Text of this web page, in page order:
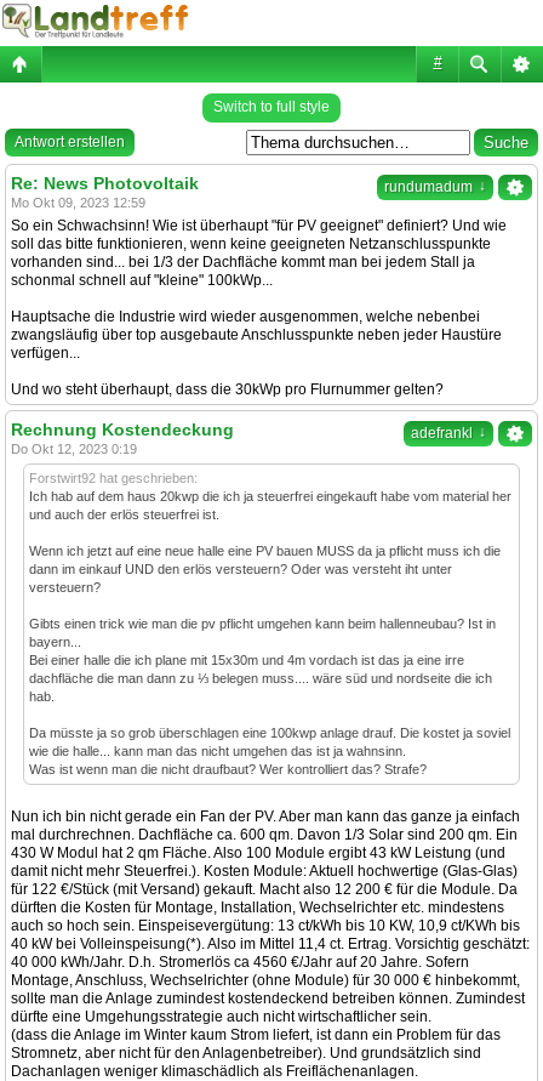
#
Switch to full style
Antwort erstellen
rundumadum ↓
Re: News Photovoltaik
Mo Okt 09, 2023 12:59
So ein Schwachsinn! Wie ist überhaupt "für PV geeignet" definiert? Und wie
soll das bitte funktionieren, wenn keine geeigneten Netzanschlusspunkte
vorhanden sind... bei 1/3 der Dachfläche kommt man bei jedem Stall ja
schonmal schnell auf "kleine" 100kWp...
Hauptsache die Industrie wird wieder ausgenommen, welche nebenbei
zwangsläufig über top ausgebaute Anschlusspunkte neben jeder Haustüre
verfügen...
Und wo steht überhaupt, dass die 30kWp pro Flurnummer gelten?
adefrankl ↓
Rechnung Kostendeckung
Do Okt 12, 2023 0:19
Forstwirt92 hat geschrieben:
Ich hab auf dem haus 20kwp die ich ja steuerfrei eingekauft habe vom material her
und auch der erlös steuerfrei ist.
Wenn ich jetzt auf eine neue halle eine PV bauen MUSS da ja pflicht muss ich die
dann im einkauf UND den erlös versteuern? Oder was versteht iht unter
versteuern?
Gibts einen trick wie man die pv pflicht umgehen kann beim hallenneubau? Ist in
bayern...
Bei einer halle die ich plane mit 15x30m und 4m vordach ist das ja eine irre
dachfläche die man dann zu ⅓ belegen muss.... wäre süd und nordseite die ich
hab.
Da müsste ja so grob überschlagen eine 100kwp anlage drauf. Die kostet ja soviel
wie die halle... kann man das nicht umgehen das ist ja wahnsinn.
Was ist wenn man die nicht draufbaut? Wer kontrolliert das? Strafe?
Nun ich bin nicht gerade ein Fan der PV. Aber man kann das ganze ja einfach
mal durchrechnen. Dachfläche ca. 600 qm. Davon 1/3 Solar sind 200 qm. Ein
430 W Modul hat 2 qm Fläche. Also 100 Module ergibt 43 kW Leistung (und
damit nicht mehr Steuerfrei.). Kosten Module: Aktuell hochwertige (Glas-Glas)
für 122 €/Stück (mit Versand) gekauft. Macht also 12 200 € für die Module. Da
dürften die Kosten für Montage, Installation, Wechselrichter etc. mindestens
auch so hoch sein. Einspeisevergütung: 13 ct/kWh bis 10 KW, 10,9 ct/KWh bis
40 kW bei Volleinspeisung(*). Also im Mittel 11,4 ct. Ertrag. Vorsichtig geschätzt:
40 000 kWh/Jahr. D.h. Stromerlös ca 4560 €/Jahr auf 20 Jahre. Sofern
Montage, Anschluss, Wechselrichter (ohne Module) für 30 000 € hinbekommt,
sollte man die Anlage zumindest kostendeckend betreiben können. Zumindest
dürfte eine Umgehungsstrategie auch nicht wirtschaftlicher sein.
(dass die Anlage im Winter kaum Strom liefert, ist dann ein Problem für das
Stromnetz, aber nicht für den Anlagenbetreiber). Und grundsätzlich sind
Dachanlagen weniger klimaschädlich als Freiflächenanlagen.